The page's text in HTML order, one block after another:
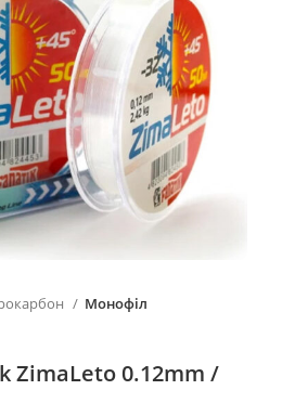
Монофіл
ZimaLeto 0.12mm /